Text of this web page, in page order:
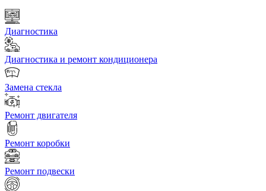
Диагностика
Диагностика и ремонт кондиционера
Замена стекла
Ремонт двигателя
Ремонт коробки
Ремонт подвески